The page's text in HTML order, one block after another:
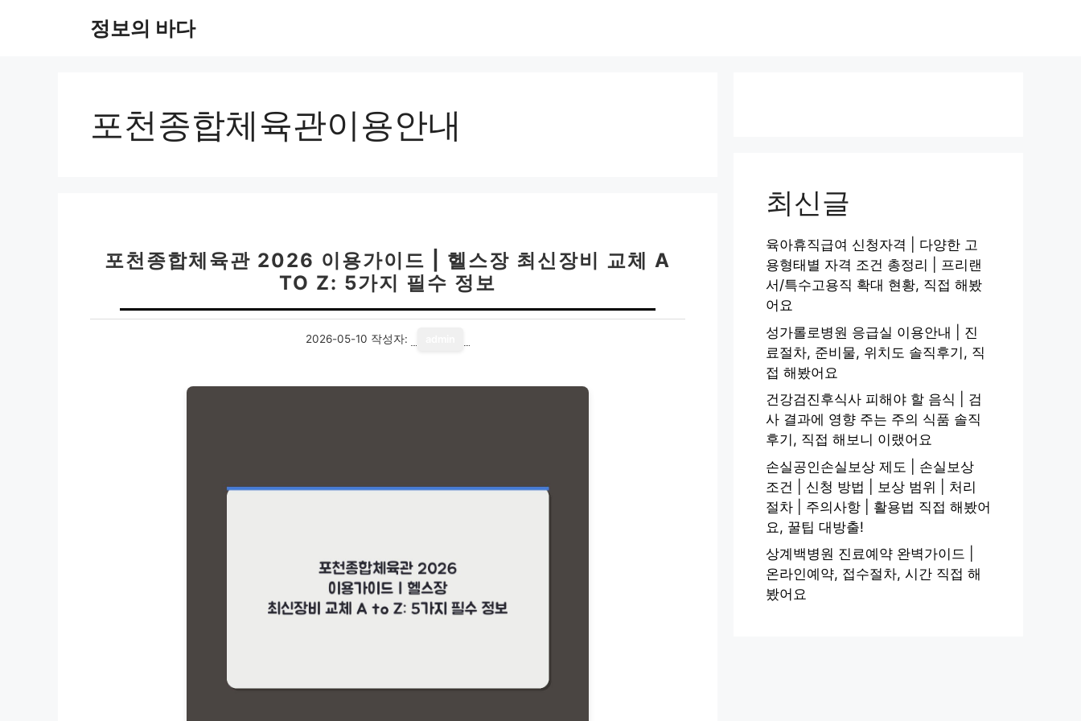
정보의 바다
포천종합체육관이용안내
포천종합체육관 2026 이용가이드 | 헬스장 최신장비 교체 A
TO Z: 5가지 필수 정보
2026-05-10 작성자:
최신글
육아휴직급여 신청자격 | 다양한 고
용형태별 자격 조건 총정리 | 프리랜
서/특수고용직 확대 현황, 직접 해봤
어요
성가롤로병원 응급실 이용안내 | 진
료절차, 준비물, 위치도 솔직후기, 직
접 해봤어요
건강검진후식사 피해야 할 음식 | 검
사 결과에 영향 주는 주의 식품 솔직
후기, 직접 해보니 이랬어요
손실공인손실보상 제도 | 손실보상
조건 | 신청 방법 | 보상 범위 | 처리
절차 | 주의사항 | 활용법 직접 해봤어
요, 꿀팁 대방출!
상계백병원 진료예약 완벽가이드 |
온라인예약, 접수절차, 시간 직접 해
봤어요